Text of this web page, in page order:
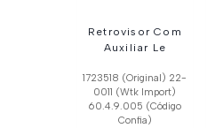
Retrovisor Com
Auxiliar Le
1723518 (Original) 22-
0011 (Wtk Import)
60.4.9.005 (Código
Confia)